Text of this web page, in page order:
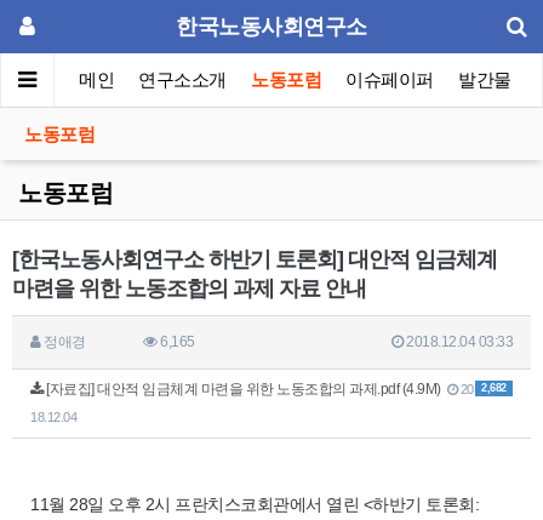
한국노동사회연구소
메인 연구소소개 노동포럼 이슈페이퍼 발간물
노동포럼
노동포럼
[한국노동사회연구소 하반기 토론회] 대안적 임금체계
마련을 위한 노동조합의 과제 자료 안내
정애경 6,165 2018.12.04 03:33
2,682
[자료집] 대안적 임금체계 마련을 위한 노동조합의 과제.pdf (4.9M)
20
18.12.04
11월 28일 오후 2시 프란치스코회관에서 열린 <하반기 토론회: